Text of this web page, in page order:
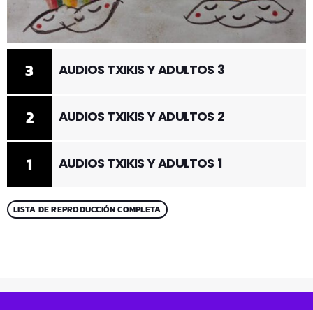
1 AUDIOS TXIKIS Y ADULTOS 1
2 AUDIOS TXIKIS Y ADULTOS 2
3 AUDIOS TXIKIS Y ADULTOS 3
LISTA DE REPRODUCCIÓN COMPLETA